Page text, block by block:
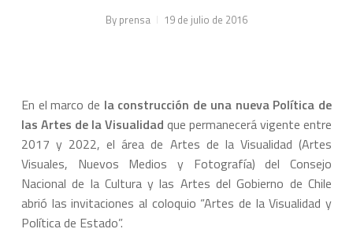
By prensa 19 de julio de 2016
En el marco de la construcción de una nueva Política de
las Artes de la Visualidad que permanecerá vigente entre
2017 y 2022, el área de Artes de la Visualidad (Artes
Visuales, Nuevos Medios y Fotografía) del Consejo
Nacional de la Cultura y las Artes del Gobierno de Chile
abrió las invitaciones al coloquio “Artes de la Visualidad y
Política de Estado”.